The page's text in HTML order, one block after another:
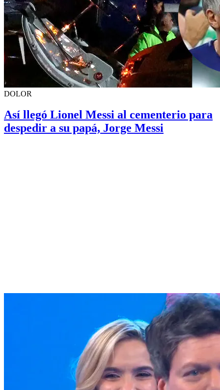
DOLOR
Así llegó Lionel Messi al cementerio para
despedir a su papá, Jorge Messi